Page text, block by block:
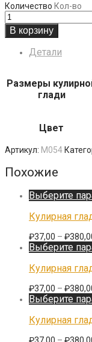
Количество Кол-во
В корзину
Детали
Размеры
глади
Цвет
Артикул: M054
Похожие
Выберите
Кулирная
₽37,00 – ₽
Выберите
Кулирная
₽37,00 – ₽
Выберите
Кулирная